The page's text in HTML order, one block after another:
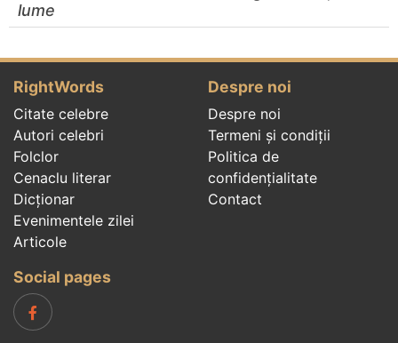
lume
RightWords
Citate celebre
Autori celebri
Folclor
Cenaclu literar
Dicționar
Evenimentele zilei
Articole
Despre noi
Despre noi
Termeni și condiții
Politica de
confidenţialitate
Contact
Social pages